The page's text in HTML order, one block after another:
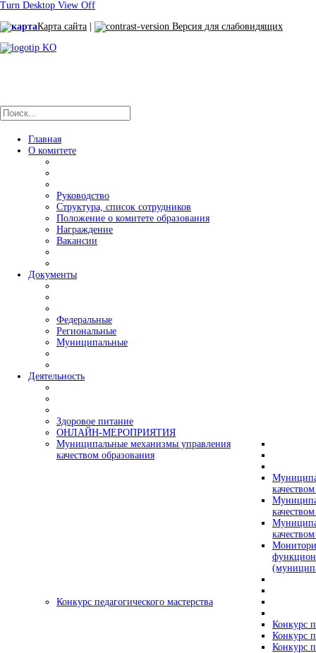
Turn Desktop View Off
Карта сайта
Версия для слабовидящих
Главная
О комитете
Руководство
Структура, список сотрудников
Положение о комитете образования
Награждение
Вакансии
Документы
Федеральные
Региональные
Муниципальные
Деятельность
Здоровое питание
ОНЛАЙН-МЕРОПРИЯТИЯ
Муниципальные механизмы управления
качеством образования
Конкурс педагогического мастерства
Конкурс
Конкурс
Конкурс